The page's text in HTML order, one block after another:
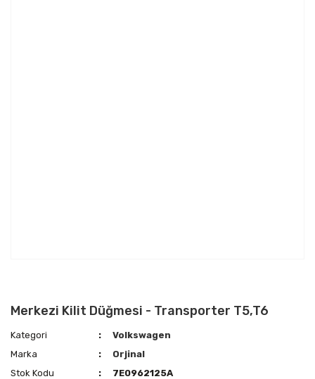
Merkezi Kilit Düğmesi - Transporter T5,T6
Kategori
Volkswagen
Marka
Orjinal
Stok Kodu
7E0962125A